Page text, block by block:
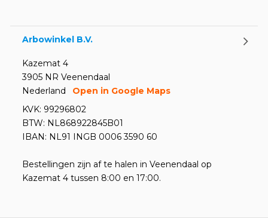
Arbowinkel B.V.
Kazemat 4
3905 NR Veenendaal
Nederland
Open in Google Maps
KVK: 99296802
BTW: NL868922845B01
IBAN: NL91 INGB 0006 3590 60
Bestellingen zijn af te halen in Veenendaal op
Kazemat 4 tussen 8:00 en 17:00.